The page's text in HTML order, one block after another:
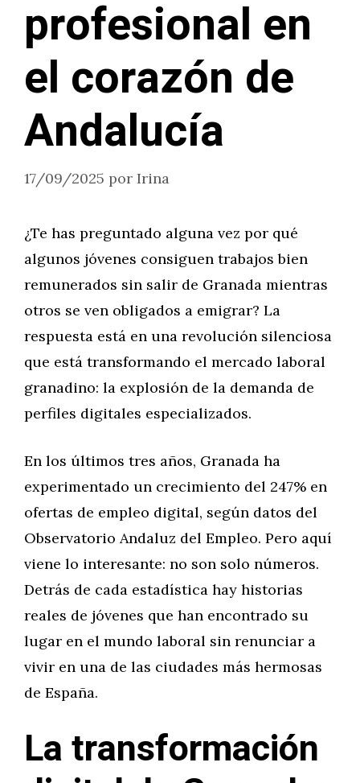
profesional en
el corazón de
Andalucía
17/09/2025 por Irina
¿Te has preguntado alguna vez por qué
algunos jóvenes consiguen trabajos bien
remunerados sin salir de Granada mientras
otros se ven obligados a emigrar? La
respuesta está en una revolución silenciosa
que está transformando el mercado laboral
granadino: la explosión de la demanda de
perfiles digitales especializados.
En los últimos tres años, Granada ha
experimentado un crecimiento del 247% en
ofertas de empleo digital, según datos del
Observatorio Andaluz del Empleo. Pero aquí
viene lo interesante: no son solo números.
Detrás de cada estadística hay historias
reales de jóvenes que han encontrado su
lugar en el mundo laboral sin renunciar a
vivir en una de las ciudades más hermosas
de España.
La transformación